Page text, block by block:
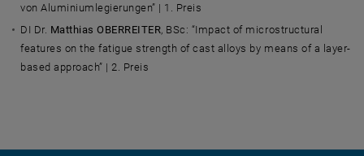
von Aluminiumlegierungen” | 1. Preis
DI Dr. Matthias OBERREITER , BSc: “Impact of microstructural
features on the fatigue strength of cast alloys by means of a layer-
based approach” | 2. Preis